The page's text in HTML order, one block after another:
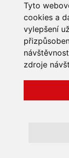
Tyto
cookies a
vylepšení
zdroje
Jak nakupovat
O nás
Kontakt
Reklamace,
smlouvy